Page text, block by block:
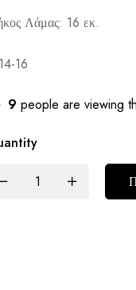
Λάμας: 16 εκ.
16
9 people are viewing